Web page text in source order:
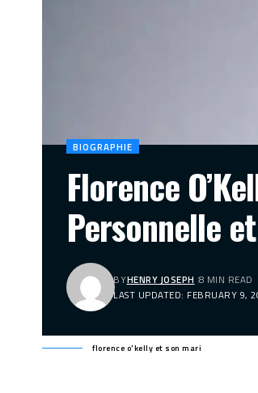
BIOGRAPHIE
Florence
Personnelle
LAST UPDATED: FEBRUARY 9,
BYHENRY JOSEPH 8 MIN READ
florence o'kelly et son mari